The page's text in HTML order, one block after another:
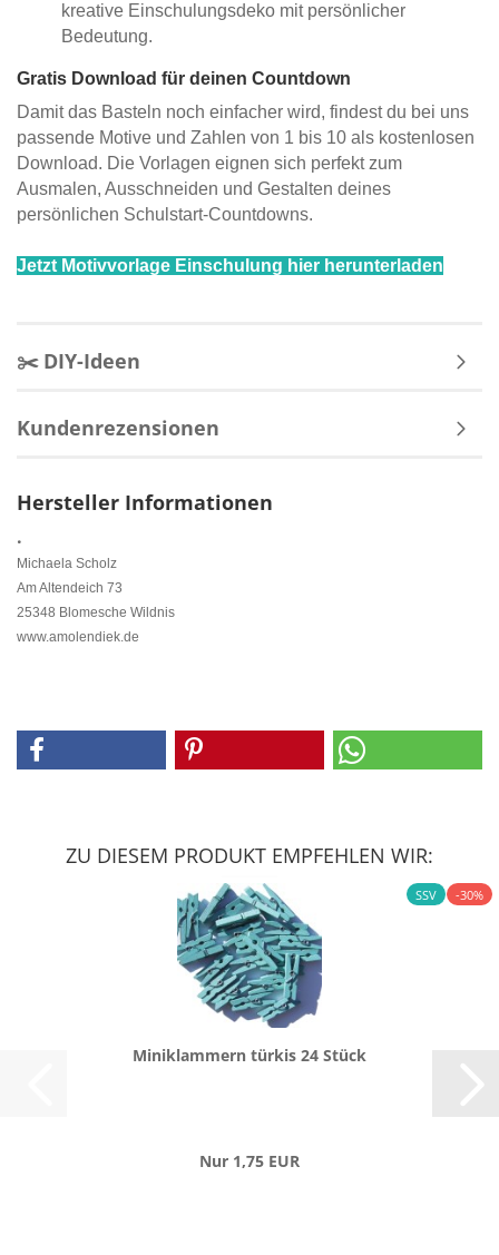
kreative Einschulungsdeko mit persönlicher
Bedeutung.
Gratis Download für deinen Countdown
Damit das Basteln noch einfacher wird, findest du bei uns
passende Motive und Zahlen von 1 bis 10 als kostenlosen
Download. Die Vorlagen eignen sich perfekt zum
Ausmalen, Ausschneiden und Gestalten deines
persönlichen Schulstart-Countdowns.
Jetzt Motivvorlage Einschulung hier herunterladen
✂️ DIY-Ideen
Kundenrezensionen
Hersteller Informationen
.
Michaela Scholz
Am Altendeich 73
25348 Blomesche Wildnis
www.amolendiek.de
ZU DIESEM PRODUKT EMPFEHLEN WIR:
SSV -30%
Mi­ni­klam­mern tür­kis 24 Stück
Nur 1,75 EUR